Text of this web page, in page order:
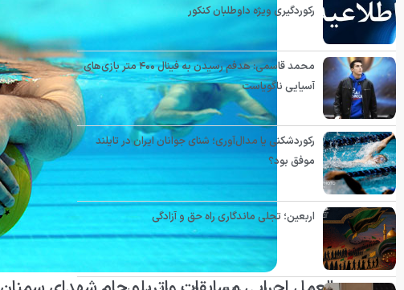
رکوردگیری ویژه داوطلبان کنکور
محمد قاسمی: هدفم رسیدن به فینال ۴۰۰ متر بازی‌های
آسیایی ناگویاست
رکوردشکنی یا مدال‌آوری؛ شنای جوانان ایران در تایلند
موفق بود؟
اربعین؛ تجلی ماندگاری راه حق و آزادگی